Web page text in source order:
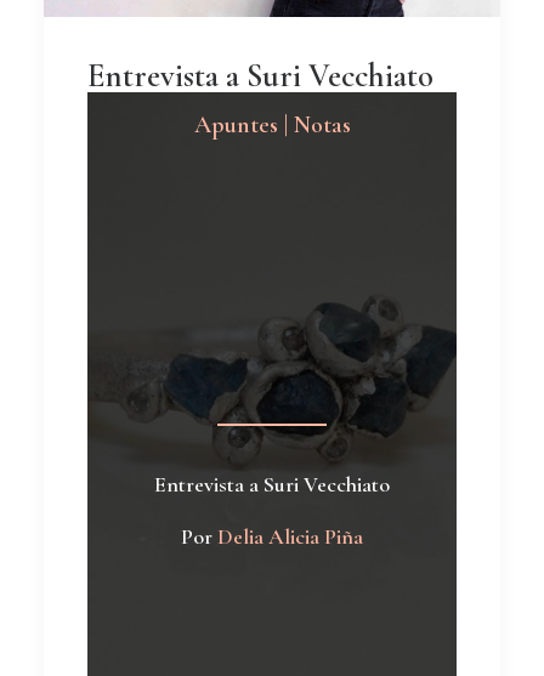
Entrevista a Suri Vecchiato
Apuntes | Notas
Entrevista a Suri Vecchiato
Por Delia Alicia Piña